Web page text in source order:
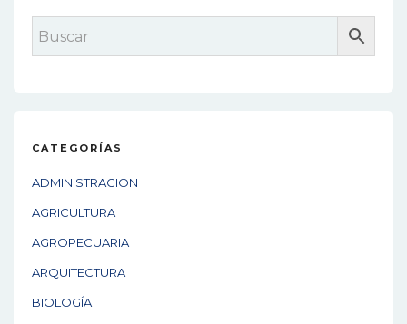
CATEGORÍAS
ADMINISTRACION
AGRICULTURA
AGROPECUARIA
ARQUITECTURA
BIOLOGÍA